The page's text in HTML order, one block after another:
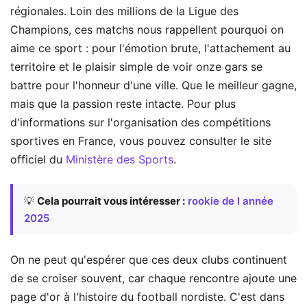
régionales. Loin des millions de la Ligue des
Champions, ces matchs nous rappellent pourquoi on
aime ce sport : pour l'émotion brute, l'attachement au
territoire et le plaisir simple de voir onze gars se
battre pour l'honneur d'une ville. Que le meilleur gagne,
mais que la passion reste intacte. Pour plus
d'informations sur l'organisation des compétitions
sportives en France, vous pouvez consulter le site
officiel du Ministère des Sports.
💡 Cela pourrait vous intéresser : rookie de l année
2025
On ne peut qu'espérer que ces deux clubs continuent
de se croiser souvent, car chaque rencontre ajoute une
page d'or à l'histoire du football nordiste. C'est dans